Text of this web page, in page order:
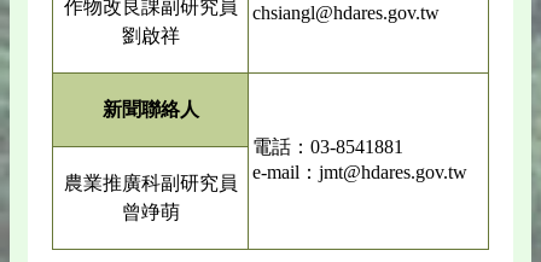
chsiangl@hdares.gov.tw
作物改良課副研究員
劉啟祥
新聞聯絡人
電話：03-8541881
e-mail：jmt@hdares.gov.tw
農業推廣科副研究員
曾竫萌